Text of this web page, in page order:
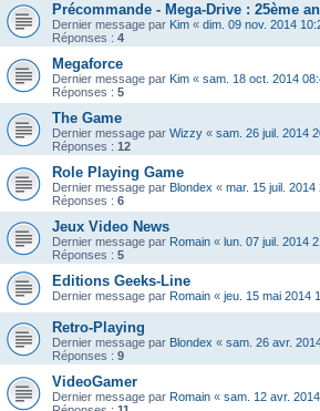
Précommande - Mega-Drive : 25ème
Dernier message par Kim « dim. 09 nov. 2014
Réponses : 4
Megaforce
Dernier message par Kim « sam. 18 oct. 2014
Réponses : 5
The Game
Dernier message par Wizzy « sam. 26 juil. 2014
Réponses : 12
Role Playing Game
Dernier message par Blondex « mar. 15 juil. 2014
Réponses : 6
Jeux Video News
Dernier message par Romain « lun. 07 juil. 2014
Réponses : 5
Editions Geeks-Line
Dernier message par Romain « jeu. 15 mai 2014
Retro-Playing
Dernier message par Blondex « sam. 26 avr.
Réponses : 9
VideoGamer
Dernier message par Romain « sam. 12 avr.